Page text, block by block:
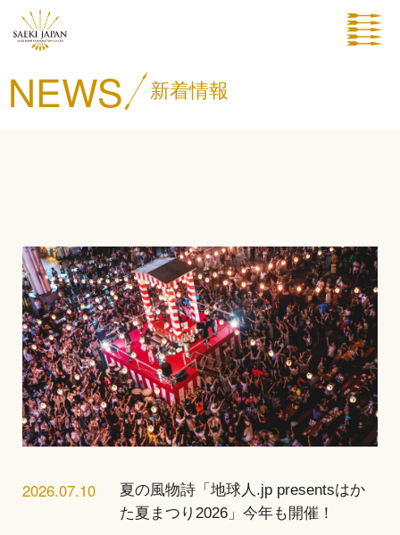
NEWS 新着情報
2026.07.10
夏の風物詩「地球人.jp presentsはか
た夏まつり2026」今年も開催！